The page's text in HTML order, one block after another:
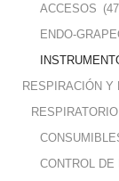
ACCESOS
ENDO-
RESPIRACIÓN Y
CONTROL DE